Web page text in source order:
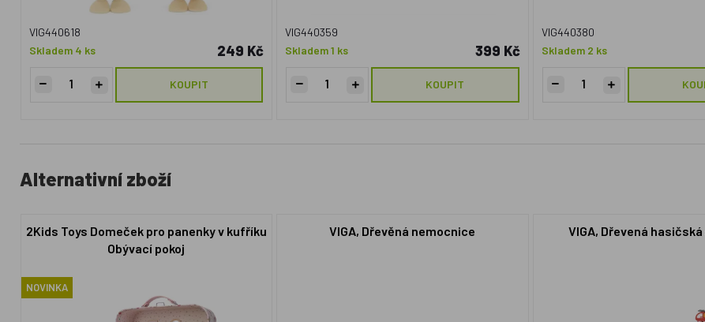
VIG440618
Skladem 4 ks
249 Kč
KOUPIT
VIG440359
Skladem 1 ks
399 Kč
KOUPIT
VIG440380
Skladem 2 ks
Alternativní zboží
2Kids Toys Domeček pro panenky v kufříku
Obývací pokoj
NOVINKA
VIGA, Dřevěná nemocnice VIGA, Dřevená